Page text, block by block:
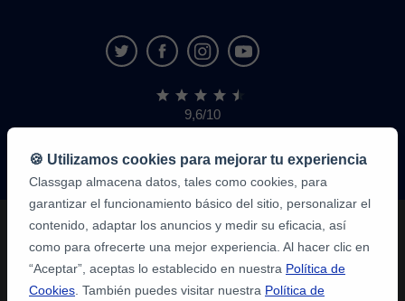
9,6/10
1.339.284
de
alumnos
🍪 Utilizamos cookies para mejorar tu experiencia
Classgap almacena datos, tales como cookies, para
garantizar el funcionamiento básico del sitio, personalizar el
contenido, adaptar los anuncios y medir su eficacia, así
como para ofrecerte una mejor experiencia. Al hacer clic en
“Aceptar”, aceptas lo establecido en nuestra Política de
Cookies . También puedes visitar nuestra Política de